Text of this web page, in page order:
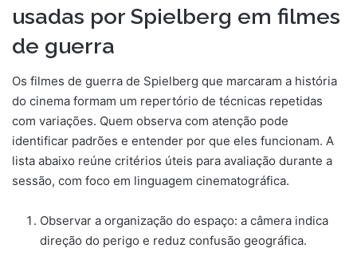
usadas por Spielberg em filmes
de guerra
Os filmes de guerra de Spielberg que marcaram a história
do cinema formam um repertório de técnicas repetidas
com variações. Quem observa com atenção pode
identificar padrões e entender por que eles funcionam. A
lista abaixo reúne critérios úteis para avaliação durante a
sessão, com foco em linguagem cinematográfica.
Observar a organização do espaço: a câmera indica
direção do perigo e reduz confusão geográfica.